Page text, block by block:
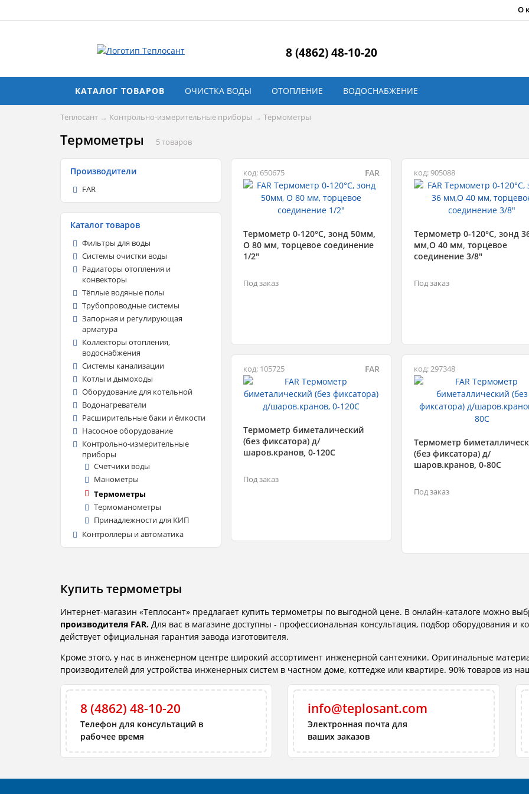
О
8 (4862) 48-10-20
КАТАЛОГ ТОВАРОВ ОЧИСТКА ВОДЫ ОТОПЛЕНИЕ ВОДОСНАБЖЕНИЕ
Теплосант → Контрольно-измерительные приборы → Термометры
Термометры 5 товаров
Производители
FAR
Каталог товаров
Фильтры для воды
Системы очистки воды
Радиаторы отопления и
конвекторы
Тёплые водяные полы
Трубопроводные системы
Запорная и регулирующая
арматура
Коллекторы отопления,
водоснабжения
Системы канализации
Котлы и дымоходы
Оборудование для котельной
Водонагреватели
Расширительные баки и ёмкости
Насосное оборудование
Контрольно-измерительные
приборы
Счетчики воды
Манометры
Термометры
Термоманометры
Принадлежности для КИП
Контроллеры и автоматика
код: 650675 FAR
Термометр 0-120°С, зонд 50мм,
O 80 мм, торцевое соединение
1/2"
Под заказ
код: 905088
Термометр 0-120°C, зонд
мм,O 40 мм, торцевое
соединение 3/8"
Под заказ
код: 105725 FAR
Термометр биметалический
(без фиксатора) д/
шаров.кранов, 0-120С
Под заказ
код: 297348
Термометр
(без фиксатора) д/
шаров.кранов, 0-80С
Под заказ
Купить термометры
Интернет-магазин «Теплосант» предлагает купить термометры по выгодной цене. В онлайн-каталоге можно
производителя FAR. Для вас в магазине доступны - профессиональная консультация, подбор оборудования и
действует официальная гарантия завода изготовителя.
Кроме этого, у нас в инженерном центре широкий ассортимент инженерной сантехники. Оригинальные
производителей для устройства инженерных систем в частном доме, коттедже или квартире. 90% товаров из
8 (4862) 48-10-20
Телефон для консультаций в
рабочее время
info@teplosant.com
Электронная почта для
ваших заказов